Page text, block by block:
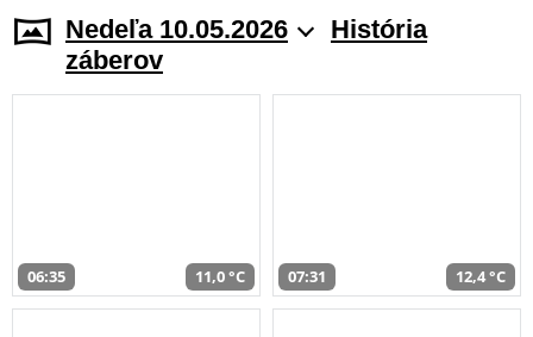
Nedeľa 10.05.2026
História
záberov
06:35 11,0 °C 07:31 12,4 °C